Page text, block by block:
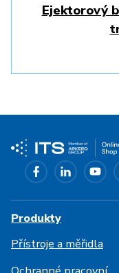
Ejektorový
Produkty
Přístroje a měřidla